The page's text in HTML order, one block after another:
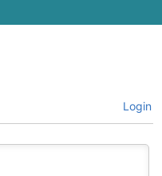
Login